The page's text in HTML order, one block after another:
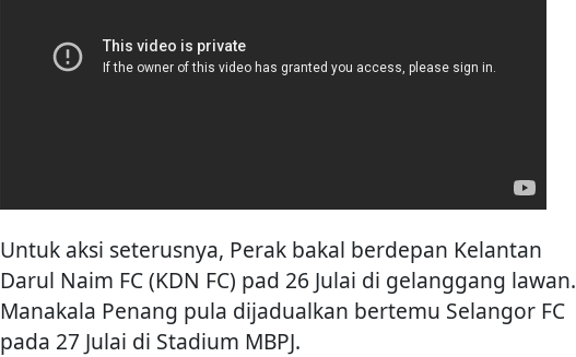
Untuk aksi seterusnya, Perak bakal berdepan Kelantan
Darul Naim FC (KDN FC) pad 26 Julai di gelanggang lawan.
Manakala Penang pula dijadualkan bertemu Selangor FC
pada 27 Julai di Stadium MBPJ.